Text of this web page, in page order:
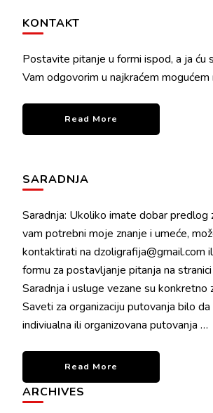
KONTAKT
Postavite pitanje u formi ispod, a ja ću
Vam odgovorim u najkraćem mogućem
Read More
SARADNJA
Saradnja: Ukoliko imate dobar predlog
vam potrebni moje znanje i umeće,
kontaktirati na dzoligrafija@gmail.com
formu za postavljanje pitanja na
Saradnja i usluge vezane su konkretno
Saveti za organizaciju putovanja bilo
indiviualna ili organizovana putovanja …
Read More
ARCHIVES